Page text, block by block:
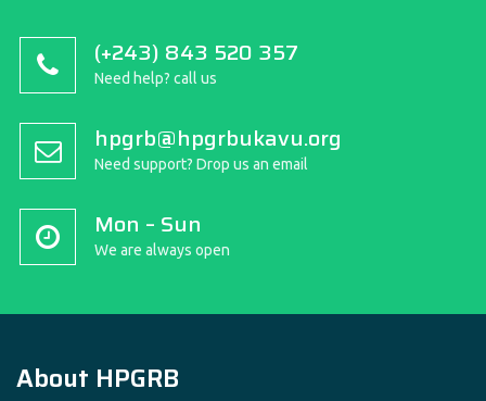
(+243) 843 520 357
Need help? call us
hpgrb@hpgrbukavu.org
Need support? Drop us an email
Mon – Sun
We are always open
About HPGRB